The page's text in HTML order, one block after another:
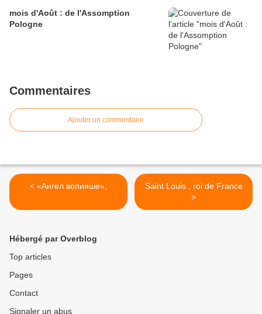
mois d'Août : de l'Assomption
Pologne
Commentaires
Ajouter un commentaire
< «Ангел вопияше»,
Saint Louis , roi de France
>
Hébergé par Overblog
Top articles
Pages
Contact
Signaler un abus